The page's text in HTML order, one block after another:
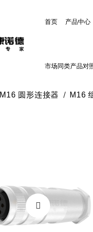
首页 产品中心
市场同类产品对
M16 圆形连接器 M16